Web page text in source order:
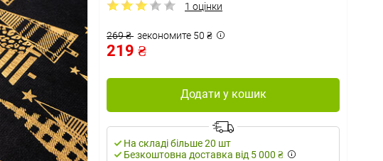
1 оцінки
269 ₴ зекономите 50 ₴
219 ₴
Додати у кошик
На складі більше 20 шт
Безкоштовна доставка від 5 000 ₴